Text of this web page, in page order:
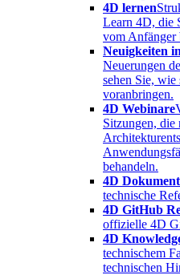
4D lernen
Learn 4D, die
vom Anfänger
Neuigkeiten
Neuerungen
sehen Sie,
voranbringen.
4D Webinare
Sitzungen, die
behandeln.
4D
technische
4D GitHub
offizielle 4D
4D
technischem
technischen